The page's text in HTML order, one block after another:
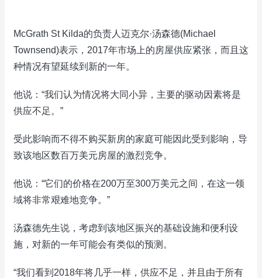
McGrath St Kilda的负责人迈克尔·汤森德(Michael
Townsend)表示，2017年市场上的房屋供应紧张，而且这
种情况有望延续到新的一年。
他说：“我们认为情况将大同小异，主要的驱动因素将是
供应不足。”
受此影响而不得不购买新房的家庭可能因此受到影响，导
致该地区数百万美元房屋的激烈竞争。
他说：“它们的价格在200万至300万美元之间，在这一领
域将非常艰难地竞争。”
汤森德先生说，考虑到该地区振兴的基础设施和便利设
施，对新的一年可能会有类似的预测。
“我们看到2018年将几乎一样，供应不足，并且由于所有